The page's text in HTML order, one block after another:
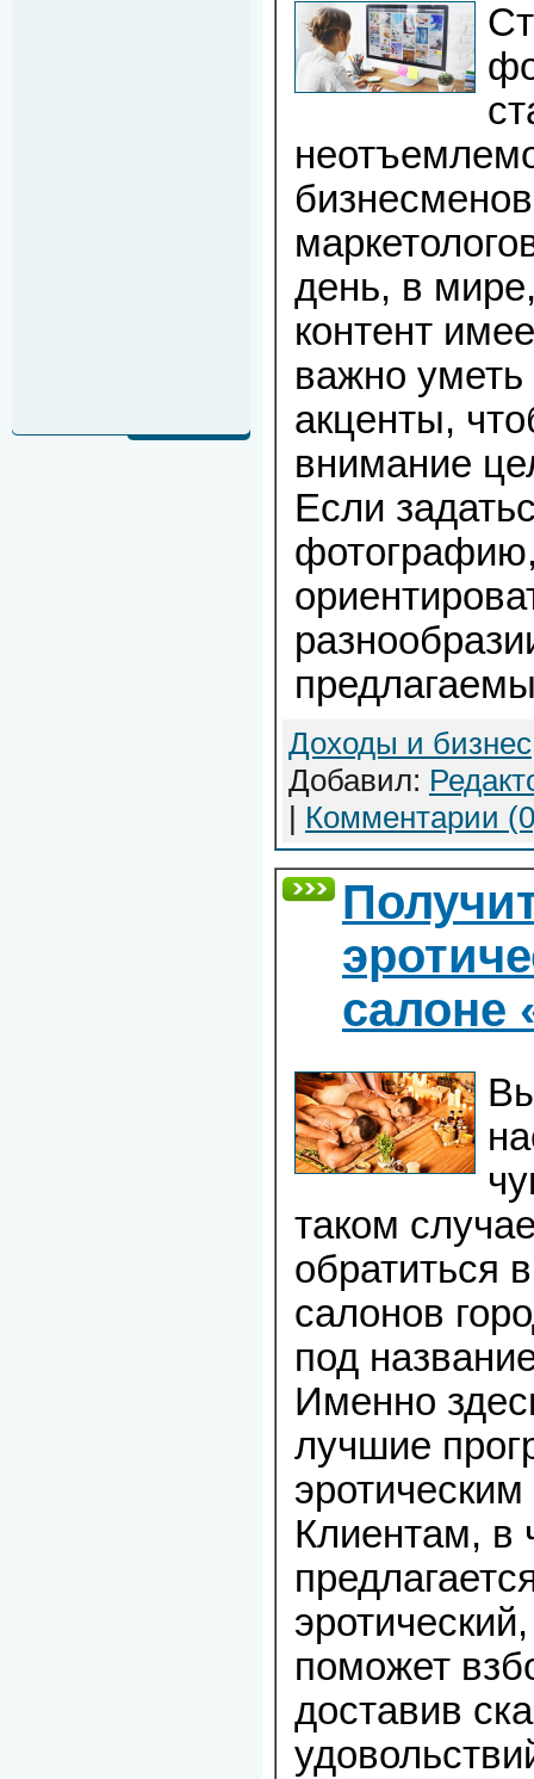
день, в
контент
важно уметь
акценты,
внимание
Если
Доходы и бизнес
Добавил:
| Комментарии
салоне
таком
обратиться
салонов
под
Именно
лучшие
Клиентам, в
поможет
доставив